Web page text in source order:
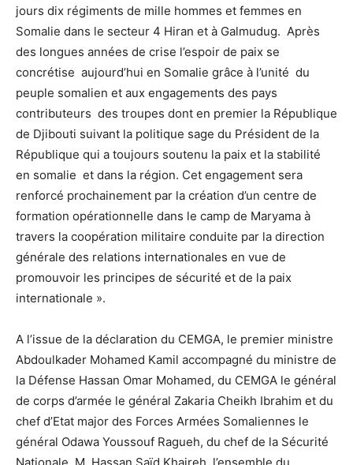
jours dix régiments de mille hommes et femmes en
Somalie dans le secteur 4 Hiran et à Galmudug. Après
des longues années de crise l’espoir de paix se
concrétise aujourd’hui en Somalie grâce à l’unité du
peuple somalien et aux engagements des pays
contributeurs des troupes dont en premier la République
de Djibouti suivant la politique sage du Président de la
République qui a toujours soutenu la paix et la stabilité
en somalie et dans la région. Cet engagement sera
renforcé prochainement par la création d’un centre de
formation opérationnelle dans le camp de Maryama à
travers la coopération militaire conduite par la direction
générale des relations internationales en vue de
promouvoir les principes de sécurité et de la paix
internationale ».
A l’issue de la déclaration du CEMGA, le premier ministre
Abdoulkader Mohamed Kamil accompagné du ministre de
la Défense Hassan Omar Mohamed, du CEMGA le général
de corps d’armée le général Zakaria Cheikh Ibrahim et du
chef d’Etat major des Forces Armées Somaliennes le
général Odawa Youssouf Ragueh, du chef de la Sécurité